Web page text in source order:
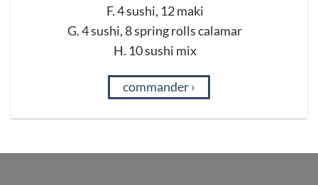
F.4sushi, 12 maki
G.4sushi, 8 springrolls calamar
H. 10sushi mix
product
variants.
commander ›